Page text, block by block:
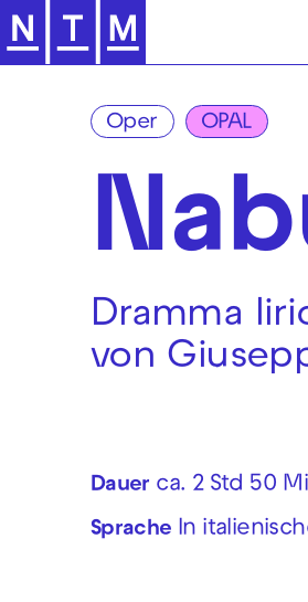
Zur
Oper OPAL
Dramma
von
Dauer ca. 2 Std 50
Sprache In